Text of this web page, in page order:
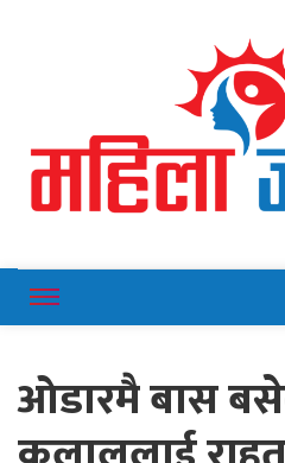
ओडारमै बास